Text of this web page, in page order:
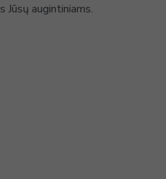
Jūsų augintiniams.